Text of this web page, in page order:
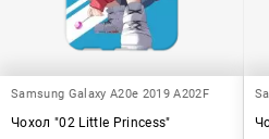
Samsung Galaxy A20e 2019 A202F
Чохол "02 Little Princess"